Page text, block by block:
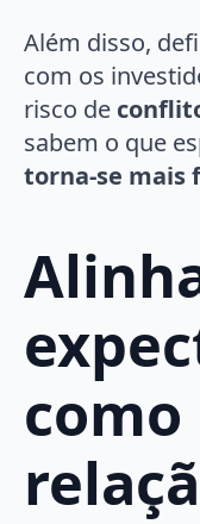
Além disso,
com os
risco de
sabem o que
torna-se mais
como